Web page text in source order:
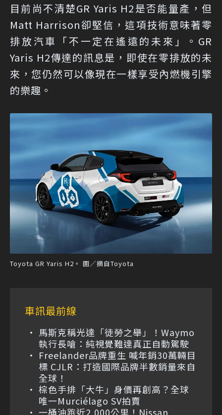
目前尚不清楚GR Yaris H2是否能量產，但
Matt Harrison卻堅信，這項技術意味著零
排放汽車「不一定在遙遠的未來」。GR
Yaris H2傳達的訊息是，即使在零排放的未
來，您仍然可以像現在一樣享受內燃機引擎
的樂趣。
Toyota GR Yaris H2。 圖／摘自Toyota
車訊最前線
馬斯克稱光達「徒勞之舉」！Waymo
執行長嗆：純視覺難達真正自動駕駛
Freelander品牌重生 喊年銷30萬輛目
標 CJLR：打造國際品牌半數銷量來自
全球！
棕色手排「大牛」身價再創高？全球
唯一Murciélago SV拍賣
一桶油跑近2,000公里！Nissan